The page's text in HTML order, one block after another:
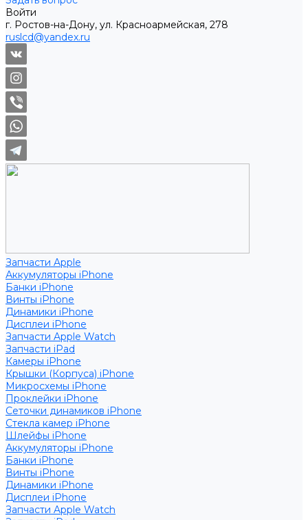
Войти
г. Ростов-на-Дону, ул. Красноармейская, 278
ruslcd@yandex.ru
Запчасти Apple
Аккумуляторы iPhone
Банки iPhone
Винты iPhone
Динамики iPhone
Дисплеи iPhone
Запчасти Apple Watch
Запчасти iPad
Камеры iPhone
Крышки (Корпуса) iPhone
Микросхемы iPhone
Проклейки iPhone
Сеточки динамиков iPhone
Стекла камер iPhone
Шлейфы iPhone
Аккумуляторы iPhone
Банки iPhone
Винты iPhone
Динамики iPhone
Дисплеи iPhone
Запчасти Apple Watch